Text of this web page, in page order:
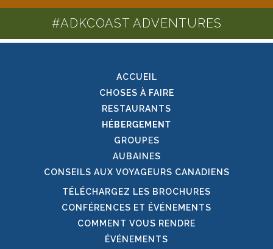
#ADKCOAST ADVENTURES
ACCUEIL
CHOSES À FAIRE
RESTAURANTS
HÉBERGEMENT
GROUPES
AUBAINES
CONSEILS AUX VOYAGEURS CANADIENS
TÉLÉCHARGEZ LES BROCHURES
CONFÉRENCES ET ÉVÉNEMENTS
COMMENT VOUS RENDRE
ÉVÉNEMENTS